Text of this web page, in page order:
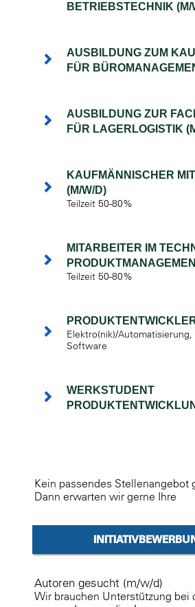
BETRIEBSTECHNIK (M/
AUSBILDUNG ZUM
FÜR
AUSBILDUNG ZUR
FÜR LAGERLOGISTIK
KAUFMÄNNISCHER
(M/W/D)
Teilzeit 50-80%
MITARBEITER IM
Teilzeit 50-80%
Elektro(nik)/Automatisierung,
Software
WERKSTUDENT
Kein passendes Stellenangebot
Dann erwarten wir gerne Ihre
Autoren gesucht (m/w/d)
Wir brauchen Unterstützung bei